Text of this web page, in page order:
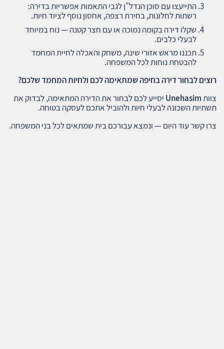
התייעצו עם סוכן הנדל"ן לגבי התאמות אפשריות בדירה:
רשתות לחלונות, בחירת רצפה, אחסון נוסף לציוד חיות.
שקלו דירה בקומה נמוכה או עם חצר קטנה — נוח במיוחד
לבעלי כלבים.
תכננו מראש אזורי שינה, משחק והאכלה לחיית המחמד
להבטחת נוחות לכל המשפחה.
רוצים לבחור דירה בחיפה שמתאימה לכם ולחיות המחמד שלכם?
צוותUnehasim יסייע לכם לבחור את הדירה המתאימה, לבדוק את
תשתיות השכונה לבעלי חיות ולהוביל אתכם לעסקה בטוחה.
צרו קשר עוד היום — ונמצא עבורכם בית שמתאים לכל בני המשפחה.